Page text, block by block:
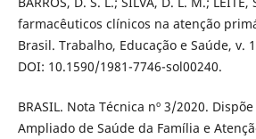
farmacêuticos clínicos na atenção
Brasil. Trabalho, Educação e Saúde, v.
DOI: 10.1590/1981-7746-sol00240.
BRASIL. Nota Técnica nº 3/2020.
Ampliado de Saúde da Família e